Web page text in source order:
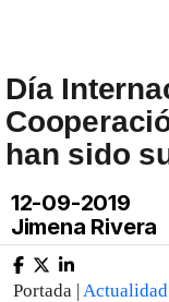
Día
han sido
12-09-2019
Jimena Rivera
Portada |Actualidad